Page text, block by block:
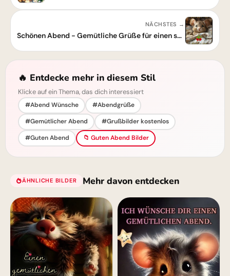
NÄCHSTES →
Schönen Abend - Gemütliche Grüße für einen schönen Abend
🔥 Entdecke mehr in diesem Stil
Klicke auf ein Thema, das dich interessiert
#Abend Wünsche
#Abendgrüße
#Gemütlicher Abend
#Grußbilder kostenlos
#Guten Abend
📁 Guten Abend Bilder
ÄHNLICHE BILDER Mehr davon entdecken